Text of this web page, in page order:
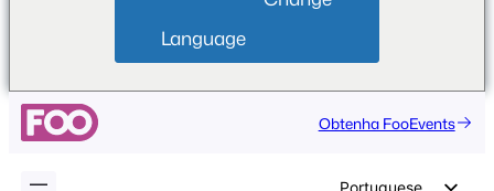
Language
Obtenha FooEvents
Portuguese